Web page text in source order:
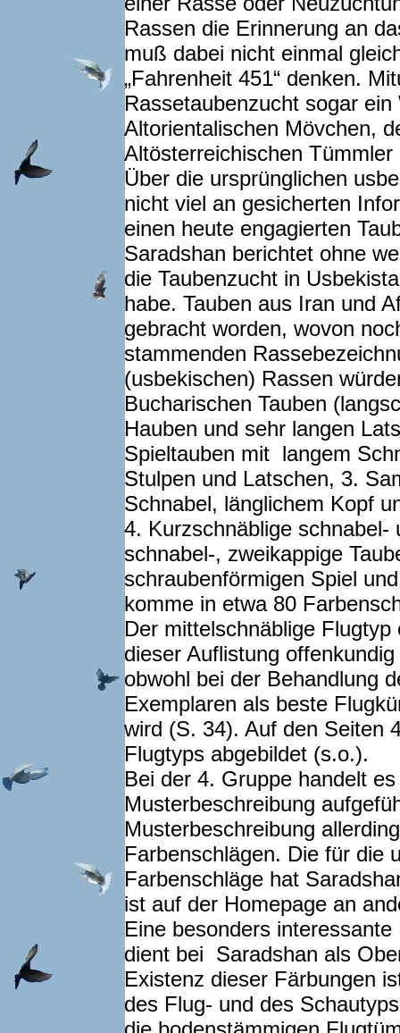
Rassen die Erinnerung an
muß dabei nicht einmal
„Fahrenheit 451“ denken.
Rassetaubenzucht sogar
Altorientalischen Mövchen,
Altösterreichischen Tümmler
Über die ursprünglichen
nicht viel an gesicherten
einen heute engagierten
Saradshan berichtet ohne
die Taubenzucht in
habe. Tauben aus Iran und
gebracht worden, wovon
stammenden
(usbekischen) Rassen
Bucharischen Tauben
Hauben und sehr langen
Spieltauben mit langem
Stulpen und Latschen, 3.
Schnabel, länglichem Kopf
4. Kurzschnäblige schnabel-
schnabel-, zweikappige
schraubenförmigen Spiel
komme in etwa 80
Der mittelschnäblige
dieser Auflistung
obwohl bei der Behandlung
Exemplaren als beste
wird (S. 34). Auf den Seiten
Flugtyps abgebildet (s.o.).
Bei der 4. Gruppe handelt
Musterbeschreibung
Musterbeschreibung
Farbenschlägen. Die für die
Farbenschläge hat
ist auf der Homepage an
Eine besonders interessante
dient bei Saradshan als
Existenz dieser Färbungen
des Flug- und des